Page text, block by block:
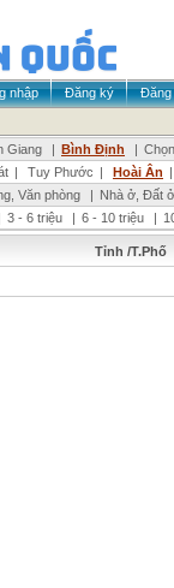
nhập Đăng ký
Đăng
Giang | Bình Định |
| Tuy Phước | Hoài Ân
Văn phòng | Nhà ở, Đất ở
3 - 6 triệu | 6 - 10 triệu |
Tỉnh /T.Phố